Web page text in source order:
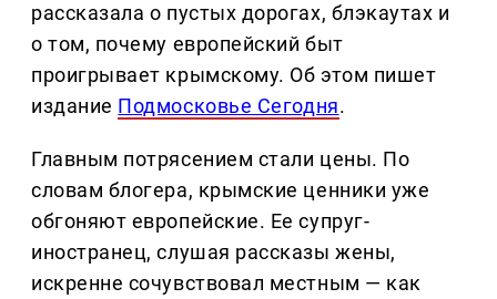
рассказала о пустых дорогах, блэкаутах и
о том, почему европейский быт
проигрывает крымскому. Об этом пишет
издание Подмосковье Сегодня.
Главным потрясением стали цены. По
словам блогера, крымские ценники уже
обгоняют европейские. Ее супруг-
иностранец, слушая рассказы жены,
искренне сочувствовал местным — как